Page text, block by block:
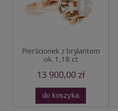
Pierścionek z brylantem
ok. 1,18 ct
13 900,00 zł
do koszyka